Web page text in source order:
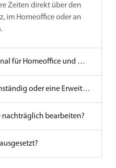
Zeiten direkt über den
im Homeoffice oder an
Eignet sich das Webterminal für Homeoffice und mehrere Standorte?
Ist das Webterminal eigenständig oder eine Erweiterung?
nachträglich bearbeiten?